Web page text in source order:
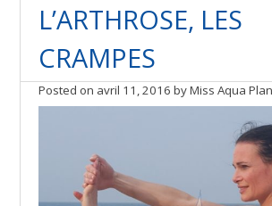
L’ARTHROSE, LES
CRAMPES
Posted on avril 11, 2016 byMiss Aqua